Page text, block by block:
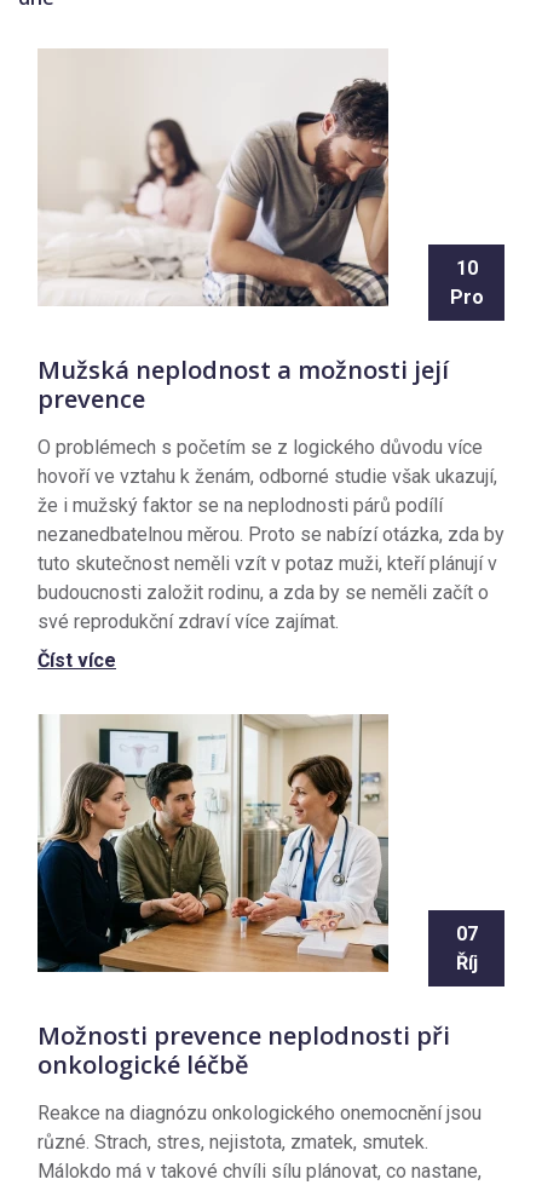
10
Pro
Mužská neplodnost a možnosti její
prevence
O problémech s početím se z logického důvodu více
hovoří ve vztahu k ženám, odborné studie však ukazují,
že i mužský faktor se na neplodnosti párů podílí
nezanedbatelnou měrou. Proto se nabízí otázka, zda by
tuto skutečnost neměli vzít v potaz muži, kteří plánují v
budoucnosti založit rodinu, a zda by se neměli začít o
své reprodukční zdraví více zajímat.
Číst více
07
Říj
Možnosti prevence neplodnosti při
onkologické léčbě
Reakce na diagnózu onkologického onemocnění jsou
různé. Strach, stres, nejistota, zmatek, smutek.
Málokdo má v takové chvíli sílu plánovat, co nastane,